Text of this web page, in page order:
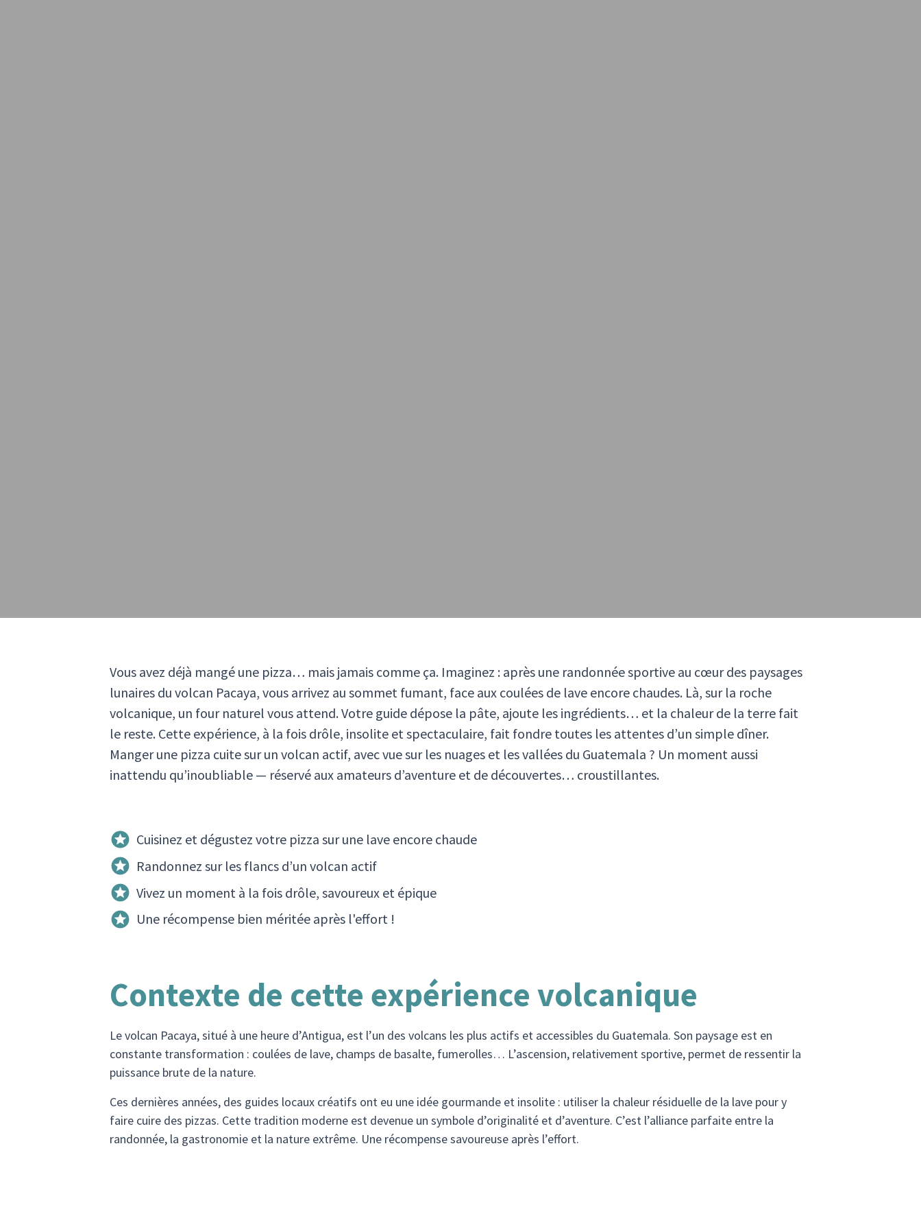
Vous avez déjà mangé une pizza… mais jamais comme ça. Imaginez : après une randonnée sportive au cœur des paysages
lunaires du volcan Pacaya, vous arrivez au sommet fumant, face aux coulées de lave encore chaudes. Là, sur la roche
volcanique, un four naturel vous attend. Votre guide dépose la pâte, ajoute les ingrédients… et la chaleur de la terre fait
le reste. Cette expérience, à la fois drôle, insolite et spectaculaire, fait fondre toutes les attentes d’un simple dîner.
Manger une pizza cuite sur un volcan actif, avec vue sur les nuages et les vallées du Guatemala ? Un moment aussi
inattendu qu’inoubliable — réservé aux amateurs d’aventure et de découvertes… croustillantes.
Cuisinez et dégustez votre pizza sur une lave encore chaude
Randonnez sur les flancs d’un volcan actif
Vivez un moment à la fois drôle, savoureux et épique
Une récompense bien méritée après l'effort !
Contexte de cette expérience volcanique
Le volcan Pacaya, situé à une heure d’Antigua, est l’un des volcans les plus actifs et accessibles du Guatemala. Son paysage est en
constante transformation : coulées de lave, champs de basalte, fumerolles… L’ascension, relativement sportive, permet de ressentir la
puissance brute de la nature.
Ces dernières années, des guides locaux créatifs ont eu une idée gourmande et insolite : utiliser la chaleur résiduelle de la lave pour y
faire cuire des pizzas. Cette tradition moderne est devenue un symbole d’originalité et d’aventure. C’est l’alliance parfaite entre la
randonnée, la gastronomie et la nature extrême. Une récompense savoureuse après l’effort.